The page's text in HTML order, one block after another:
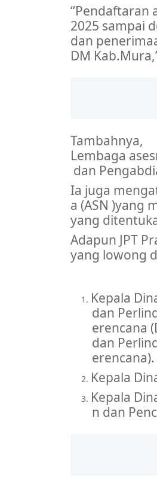
“Pendaftaran
2025 sampai
dan
DM Kab.Mura
Tambahnya,
Lembaga
dan
Ia juga
a (ASN )yang
yang
Adapun JPT
yang lowong
1. Kepala
dan
erencana
dan
erencana).
2. Kepala
3. Kepala
n dan